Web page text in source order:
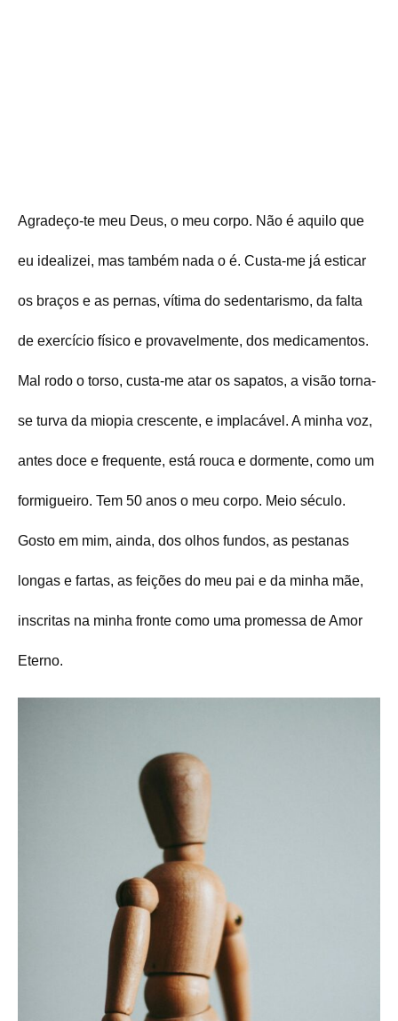
Agradeço-te meu Deus, o meu corpo. Não é aquilo que
eu idealizei, mas também nada o é. Custa-me já esticar
os braços e as pernas, vítima do sedentarismo, da falta
de exercício físico e provavelmente, dos medicamentos.
Mal rodo o torso, custa-me atar os sapatos, a visão torna-
se turva da miopia crescente, e implacável. A minha voz,
antes doce e frequente, está rouca e dormente, como um
formigueiro. Tem 50 anos o meu corpo. Meio século.
Gosto em mim, ainda, dos olhos fundos, as pestanas
longas e fartas, as feições do meu pai e da minha mãe,
inscritas na minha fronte como uma promessa de Amor
Eterno.